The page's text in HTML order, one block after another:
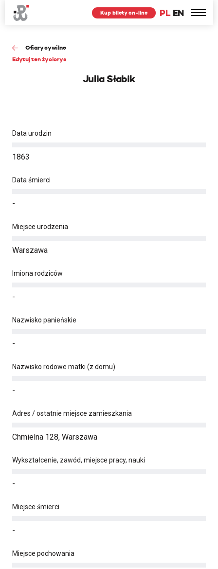
PL EN
Kup bilety on-line
Ofiary cywilne
Edytuj ten życiorys
Julia Słabik
Data urodzin
1863
Data śmierci
-
Miejsce urodzenia
Warszawa
Imiona rodziców
-
Nazwisko panieńskie
-
Nazwisko rodowe matki (z domu)
-
Adres / ostatnie miejsce zamieszkania
Chmielna 128, Warszawa
Wykształcenie, zawód, miejsce pracy, nauki
-
Miejsce śmierci
-
Miejsce pochowania